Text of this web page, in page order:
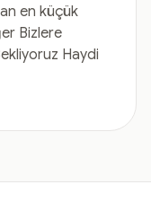
en küçük
Bizlere
Haydi